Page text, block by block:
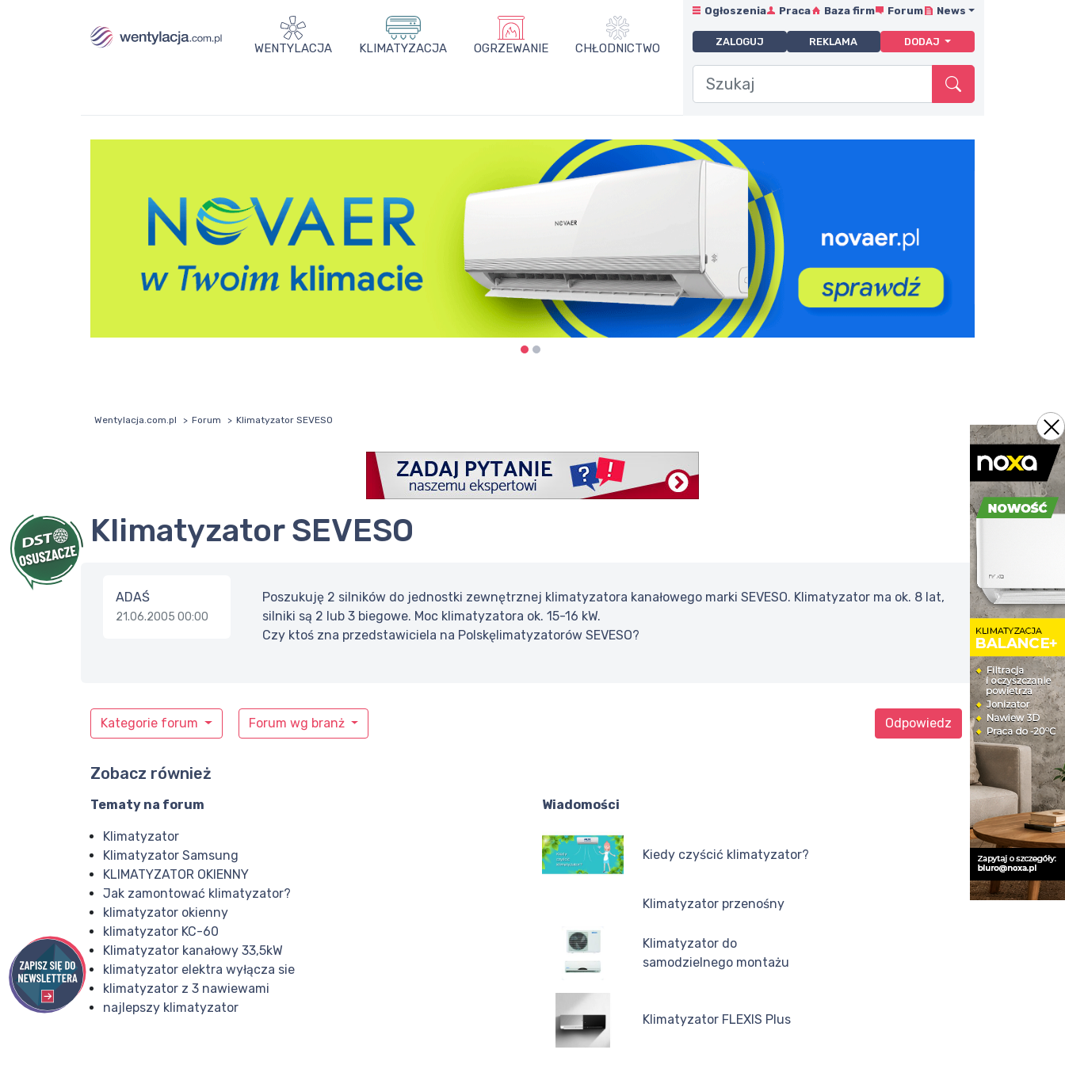
WENTYLACJA KLIMATYZACJA OGRZEWANIE CHŁODNICTWO
Ogłoszenia Praca Baza firm Forum News
ZALOGUJ REKLAMA DODAJ
Wentylacja.com.pl Forum Klimatyzator SEVESO
Klimatyzator SEVESO
ADAŚ
21.06.2005 00:00
Poszukuję 2 silników do jednostki zewnętrznej klimatyzatora kanałowego marki SEVESO. Klimatyzator ma ok. 8 lat,
silniki są 2 lub 3 biegowe. Moc klimatyzatora ok. 15-16 kW.
Czy ktoś zna przedstawiciela na Polskęlimatyzatorów SEVESO?
Kategorie forum Forum wg branż Odpowiedz
Zobacz również
Tematy na forum
Klimatyzator
Klimatyzator Samsung
KLIMATYZATOR OKIENNY
Jak zamontować klimatyzator?
klimatyzator okienny
klimatyzator KC-60
Klimatyzator kanałowy 33,5kW
klimatyzator elektra wyłącza sie
klimatyzator z 3 nawiewami
najlepszy klimatyzator
Wiadomości
Kiedy czyścić klimatyzator?
Klimatyzator przenośny
Klimatyzator do
samodzielnego montażu
Klimatyzator FLEXIS Plus